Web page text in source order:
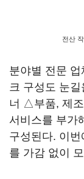
전산
분야별 전문
크 구성도 눈
너 △부품, 제
서비스를 부가
구성된다. 이
를 가감 없이